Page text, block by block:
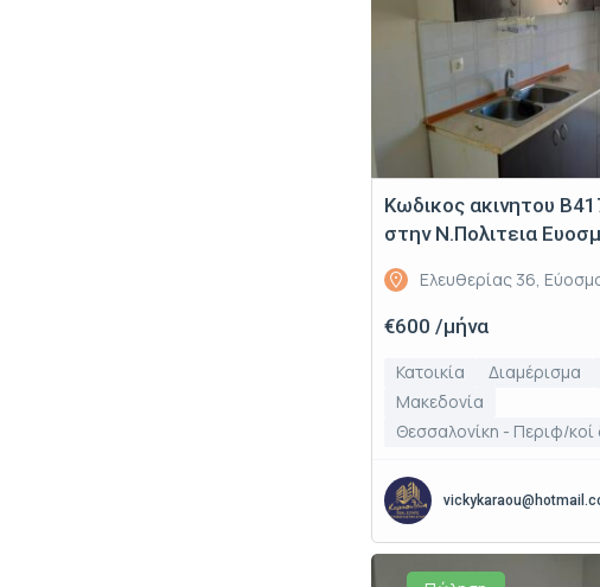
Κωδικος ακινητου
στην Ν.Πολιτεια
Ελευθερίας 36,
€600 /μήνα
Κατοικία Διαμέρισμα
Μακεδονία
Θεσσαλονίκη - Περιφ/κοί